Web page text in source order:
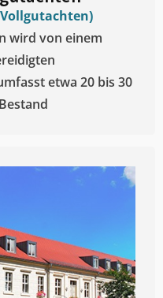
wird von einem
etwa 20 bis 30